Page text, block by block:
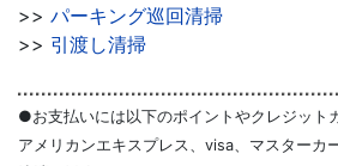
>> パーキング巡回清掃
>> 引渡し清掃
●お支払いには以下のポイントやクレジット
アメリカンエキスプレス、visa、マスターカ